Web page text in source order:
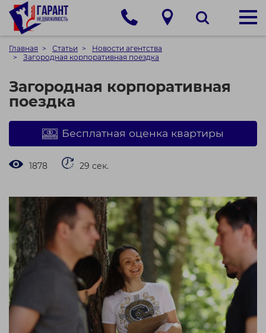
Главная Статьи
Новости агентства
Загородная корпоративная поездка
Загородная корпоративная
поездка
Бесплатная оценка квартиры
1878 29 сек.